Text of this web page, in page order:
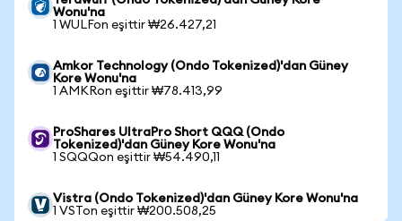
Wonu'na
1 WULFon eşittir ₩26.427,21
Amkor Technology (Ondo Tokenized)'dan Güney
Kore Wonu'na
1 AMKRon eşittir ₩78.413,99
ProShares UltraPro Short QQQ (Ondo
Tokenized)'dan Güney Kore Wonu'na
1 SQQQon eşittir ₩54.490,11
Vistra (Ondo Tokenized)'dan Güney Kore Wonu'na
1 VSTon eşittir ₩200.508,25